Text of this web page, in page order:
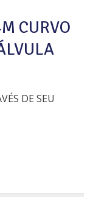
CURVO
DE SEU